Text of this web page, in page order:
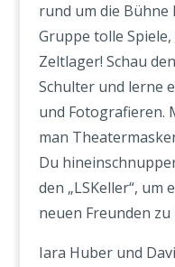
rund um die Bühne
Gruppe tolle
Zeltlager! Schau
Schulter und lerne
und Fotografieren.
man
Du
den „LSKeller“, um
neuen Freunden zu
Iara Huber und